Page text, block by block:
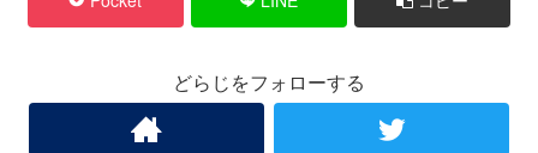
どらじをフォローする